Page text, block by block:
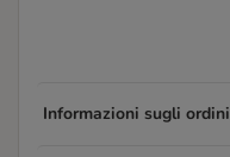
Informazioni sugli ordini